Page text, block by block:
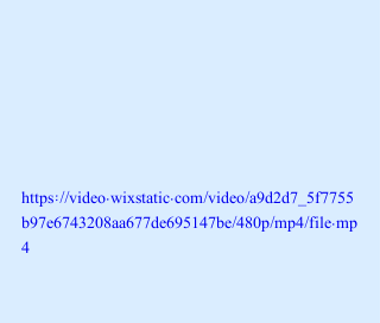
https://video.wixstatic.com/video/a9d2d7_5f7755
b97e6743208aa677de695147be/480p/mp4/file.mp
4